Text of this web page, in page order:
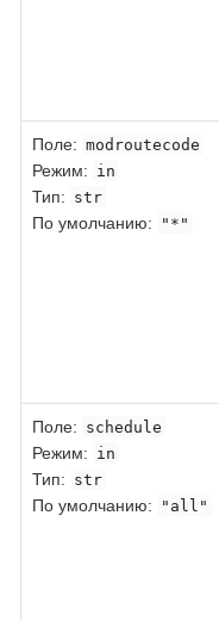
Поле: modroutecode
Режим: in
Тип: str
По умолчанию: "*"
Поле: schedule
Режим: in
Тип: str
По умолчанию: "all"